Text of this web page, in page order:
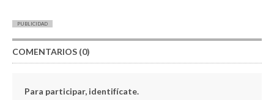
PUBLICIDAD
COMENTARIOS (0)
Para participar, identifícate.